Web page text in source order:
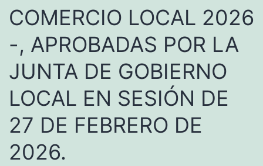
COMERCIO LOCAL 2026
-, APROBADAS POR LA
JUNTA DE GOBIERNO
LOCAL EN SESIÓN DE
27 DE FEBRERO DE
2026.